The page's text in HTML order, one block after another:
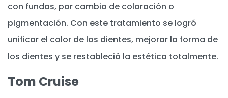
con fundas, por cambio de coloración o
pigmentación. Con este tratamiento se logró
unificar el color de los dientes, mejorar la forma de
los dientes y se restableció la estética totalmente.
Tom Cruise